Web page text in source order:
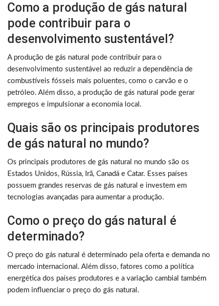
Como a produção de gás natural
pode contribuir para o
desenvolvimento sustentável?
A produção de gás natural pode contribuir para o
desenvolvimento sustentável ao reduzir a dependência de
combustíveis fósseis mais poluentes, como o carvão e o
petróleo. Além disso, a produção de gás natural pode gerar
empregos e impulsionar a economia local.
Quais são os principais produtores
de gás natural no mundo?
Os principais produtores de gás natural no mundo são os
Estados Unidos, Rússia, Irã, Canadá e Catar. Esses países
possuem grandes reservas de gás natural e investem em
tecnologias avançadas para aumentar a produção.
Como o preço do gás natural é
determinado?
O preço do gás natural é determinado pela oferta e demanda no
mercado internacional. Além disso, fatores como a política
energética dos países produtores e a variação cambial também
podem influenciar o preço do gás natural.